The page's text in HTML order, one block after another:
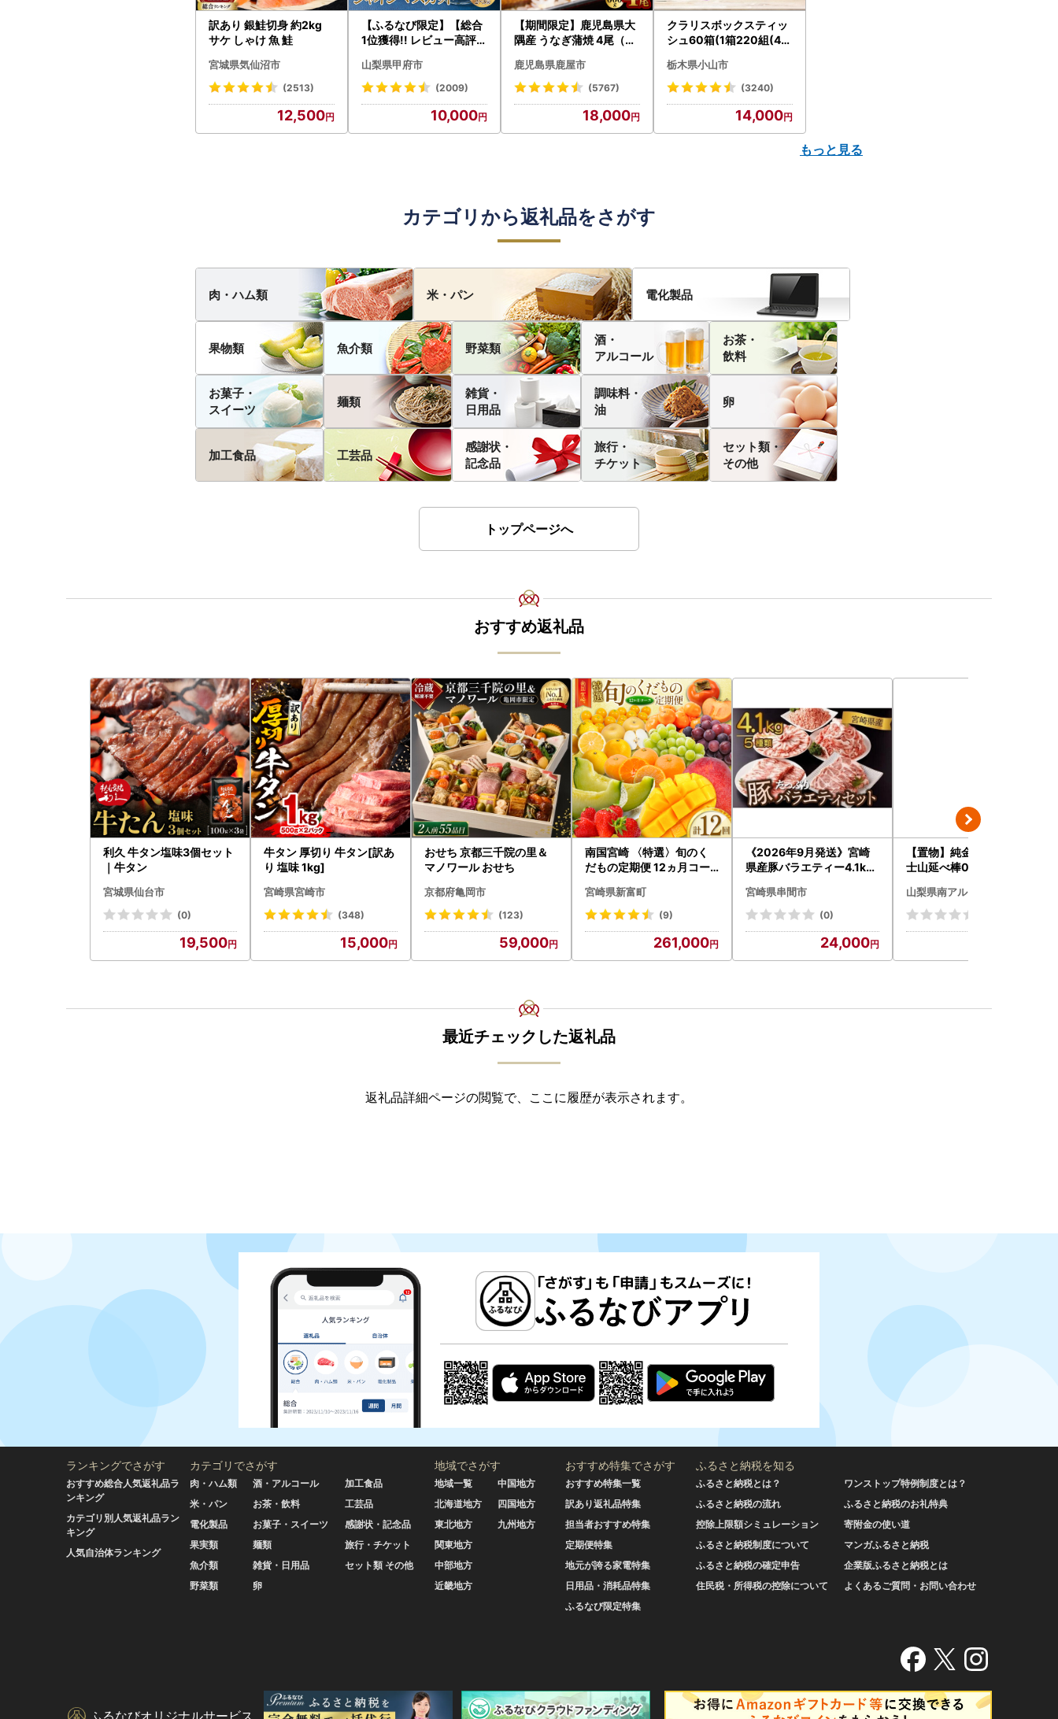
訳あり 銀鮭切身 約2kg
サケ しゃけ 魚 鮭
宮城県気仙沼市
(2513)
12,500
【ふるなび限定】【総合
1位獲得!! レビュー高評価
〉山梨県産 シャインマス
カット 2～3房（1.0kg以
N-Limited-SP
山梨県甲府市
(2009)
10,000
【期間限定】鹿児島県大
隅産 うなぎ蒲焼 4尾（60
cp18 うなぎ 鰻 魚 惣菜 総
菜
鹿児島県鹿屋市
(5767)
18,000
クラリスボックスティッ
シュ60箱(1箱220組(44
ト)【配送不可地域：離島
・沖縄県】【1256759】
栃木県小山市
(3240)
14,000
もっと見る
カテゴリから返礼品をさがす
肉・ハム類 米・パン 電化製品
果物類 魚介類 野菜類
酒・
アルコール
お茶・
飲料
お菓子・
スイーツ
麺類
雑貨・
日用品
調味料・
油
卵
加工食品 工芸品
感謝状・
記念品
旅行・
チケット
セット類・
その他
トップページへ
おすすめ返礼品
利久 牛タン塩味3個セット
｜牛タン
宮城県仙台市
(0)
19,500
牛タン 厚切り 牛タン[訳あ
り 塩味 1kg]
宮崎県宮崎市
(348)
15,000
おせち 京都三千院の里＆
マノワール おせち
京都府亀岡市
(123)
59,000
南国宮崎 〈特選〉旬のく
だもの定期便 12ヵ月コー
宮崎県新富町
(9)
261,000
《2026年9月発送》宮崎
県産豚バラエティー4.1kg
宮崎県串間市
(0)
24,000
【置物】純金製(Ｋ２４) 富
士山延べ棒0.5グラム ALP
山梨県南アルプス市
最近チェックした返礼品
返礼品詳細ページの閲覧で、ここに履歴が表示されます。
ランキングでさがす
おすすめ総合人気返礼品ラ
ンキング
カテゴリ別人気返礼品ラン
キング
人気自治体ランキング
カテゴリでさがす
肉・ハム類
米・パン
電化製品
果実類
魚介類
野菜類
酒・アルコール
お茶・飲料
お菓子・スイーツ
麺類
雑貨・日用品
卵
加工食品
工芸品
感謝状・記念品
旅行・チケット
セット類 その他
地域でさがす
地域一覧
北海道地方
東北地方
関東地方
中部地方
近畿地方
中国地方
四国地方
九州地方
おすすめ特集でさがす
おすすめ特集一覧
訳あり返礼品特集
担当者おすすめ特集
定期便特集
地元が誇る家電特集
日用品・消耗品特集
ふるなび限定特集
ふるさと納税を知る
ふるさと納税とは？
ふるさと納税の流れ
控除上限額シミュレーション
ふるさと納税制度について
ふるさと納税の確定申告
住民税・所得税の控除について
ワンストップ特例制度とは？
ふるさと納税のお礼特典
寄附金の使い道
マンガふるさと納税
企業版ふるさと納税とは
よくあるご質問・お問い合わせ